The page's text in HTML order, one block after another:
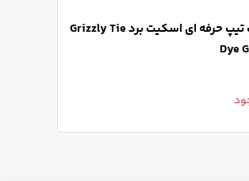
گریپ تیپ حرفه ای اسکیت برد Grizzly Tie
Dye